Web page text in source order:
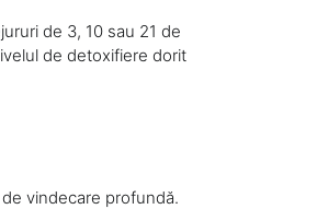
de 3, 10 sau 21 de
de detoxifiere dorit
vindecare profundă.